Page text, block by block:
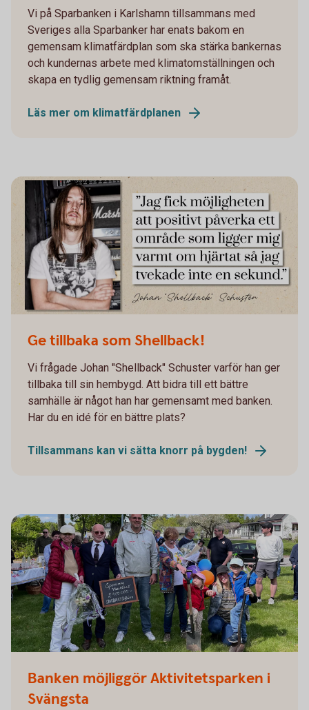
Vi på Sparbanken i Karlshamn tillsammans med
Sveriges alla Sparbanker har enats bakom en
gemensam klimatfärdplan som ska stärka bankernas
och kundernas arbete med klimatomställningen och
skapa en tydlig gemensam riktning framåt.
Läs mer om klimatfärdplanen
Ge tillbaka som Shellback!
Vi frågade Johan "Shellback" Schuster varför han ger
tillbaka till sin hembygd. Att bidra till ett bättre
samhälle är något han har gemensamt med banken.
Har du en idé för en bättre plats?
Tillsammans kan vi sätta knorr på bygden!
Banken möjliggör Aktivitetsparken i
Svängsta